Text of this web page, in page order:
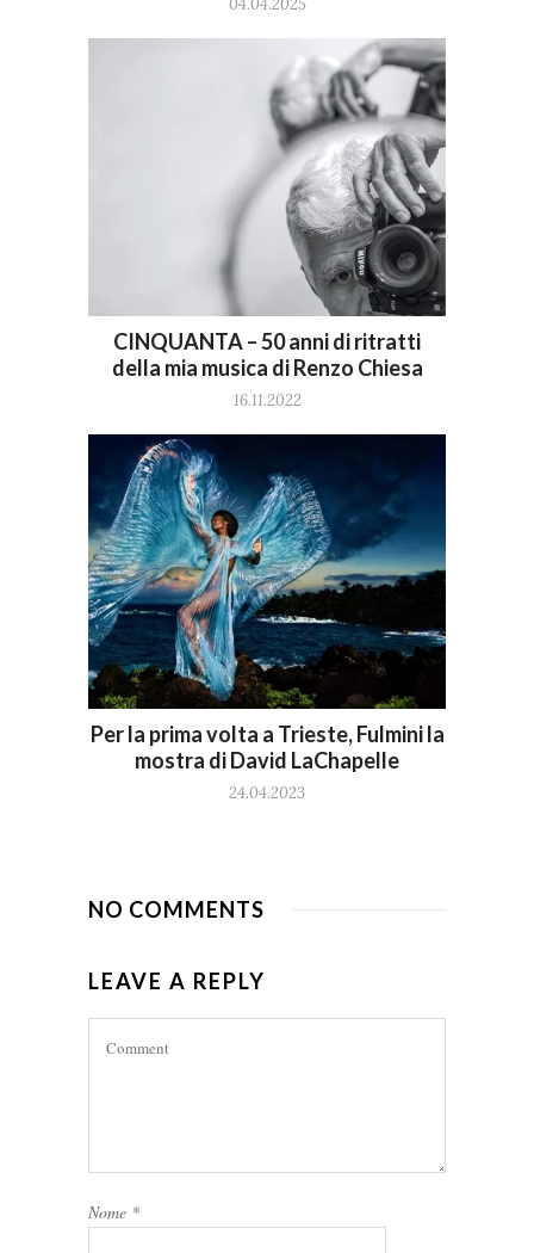
04.04.2025
CINQUANTA – 50 anni di ritratti
della mia musica di Renzo Chiesa
16.11.2022
Per la prima volta a Trieste, Fulmini la
mostra di David LaChapelle
24.04.2023
NO COMMENTS
LEAVE A REPLY
Nome *